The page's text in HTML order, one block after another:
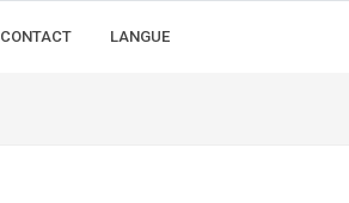
CONTACT LANGUE